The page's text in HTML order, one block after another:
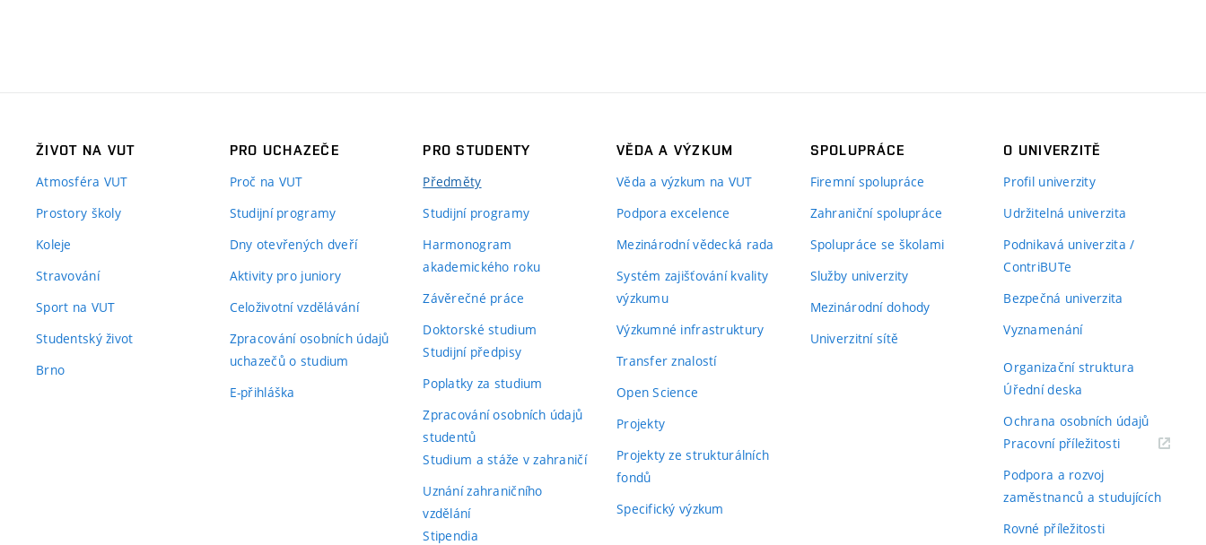
ŽIVOT NA VUT
Atmosféra VUT
Prostory školy
Koleje
Stravování
Sport na VUT
Studentský život
Brno
PRO UCHAZEČE
Proč na VUT
Studijní programy
Dny otevřených dveří
Aktivity pro juniory
Celoživotní vzdělávání
Zpracování osobních údajů
uchazečů o studium
E-přihláška
PRO STUDENTY
Předměty
Studijní programy
Harmonogram
akademického roku
Závěrečné práce
Doktorské studium
Studijní předpisy
Poplatky za studium
Zpracování osobních údajů
studentů
Studium a stáže v zahraničí
Uznání zahraničního
vzdělání
Stipendia
VĚDA A VÝZKUM
Věda a výzkum na VUT
Podpora excelence
Mezinárodní vědecká rada
Systém zajišťování kvality
výzkumu
Výzkumné infrastruktury
Transfer znalostí
Open Science
Projekty
Projekty ze strukturálních
fondů
Specifický výzkum
SPOLUPRÁCE
Firemní spolupráce
Zahraniční spolupráce
Spolupráce se školami
Služby univerzity
Mezinárodní dohody
Univerzitní sítě
O UNIVERZITĚ
Profil univerzity
Udržitelná univerzita
Podnikavá univerzita /
ContriBUTe
Bezpečná univerzita
Vyznamenání
Organizační struktura
Úřední deska
Ochrana osobních údajů
Pracovní příležitosti(externí
Podpora a rozvoj
zaměstnanců a studujících
Rovné příležitosti